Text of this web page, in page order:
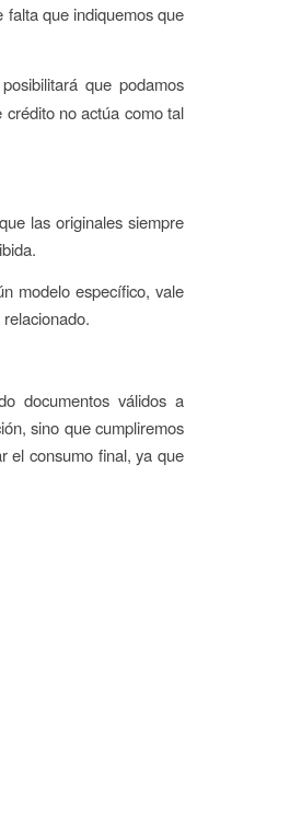
que indiquemos que
que podamos
no actúa como tal
las originales siempre
modelo específico, vale
documentos válidos a
sino que cumpliremos
el consumo final, ya que